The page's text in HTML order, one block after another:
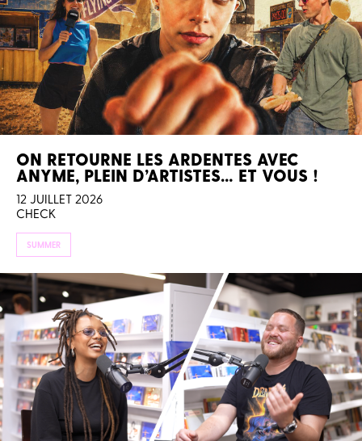
ON RETOURNE LES ARDENTES AVEC
ANYME, PLEIN D’ARTISTES… ET VOUS !
12 JUILLET 2026
CHECK
SUMMER